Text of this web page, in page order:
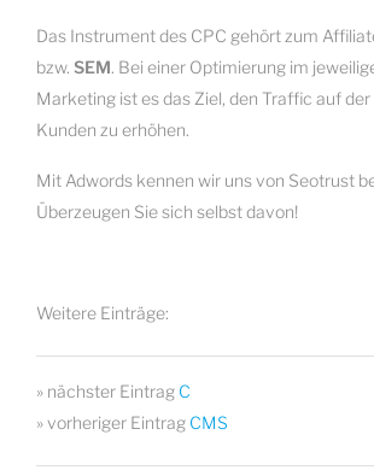
Das Instrument des CPC gehört zum
bzw. SEM. Bei einer Optimierung im
Marketing ist es das Ziel, den Traffic auf
Kunden zu erhöhen.
Mit Adwords kennen wir uns von Seotrust
Überzeugen Sie sich selbst davon!
Weitere Einträge:
» nächster Eintrag C
» vorheriger Eintrag CMS